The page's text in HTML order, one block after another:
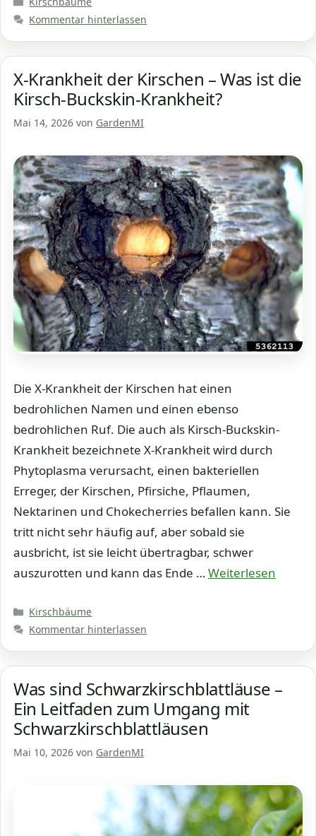
Kommentar hinterlassen
X-Krankheit der Kirschen – Was ist die
Kirsch-Buckskin-Krankheit?
Mai 14, 2026 von GardenMI
Die X-Krankheit der Kirschen hat einen
bedrohlichen Namen und einen ebenso
bedrohlichen Ruf. Die auch als Kirsch-Buckskin-
Krankheit bezeichnete X-Krankheit wird durch
Phytoplasma verursacht, einen bakteriellen
Erreger, der Kirschen, Pfirsiche, Pflaumen,
Nektarinen und Chokecherries befallen kann. Sie
tritt nicht sehr häufig auf, aber sobald sie
ausbricht, ist sie leicht übertragbar, schwer
auszurotten und kann das Ende …Weiterlesen
Kategorien
Kirschbäume
Kommentar hinterlassen
Was sind Schwarzkirschblattläuse –
Ein Leitfaden zum Umgang mit
Schwarzkirschblattläusen
Mai 10, 2026 von GardenMI